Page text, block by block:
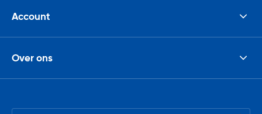
Account
Over ons